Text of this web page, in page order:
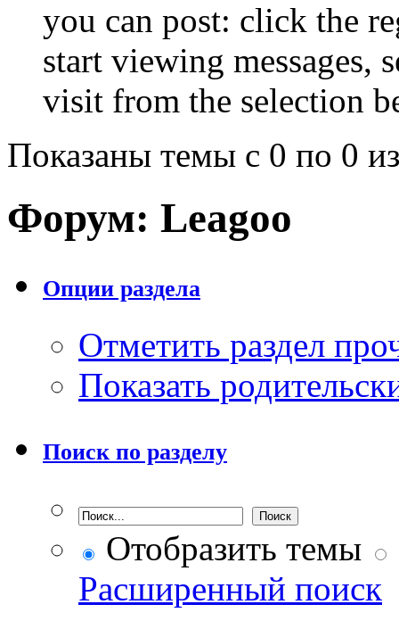
you can post: click the
start viewing messages,
visit from the selection
Показаны темы с 0 по 0
Форум: Leagoo
Опции раздела
Отметить раздел
Показать
Поиск по разделу
Отобразить темы
Расширенный поиск